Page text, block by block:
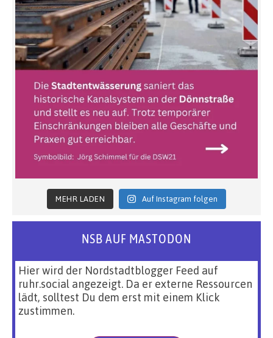
MEHR LADEN Auf Instagram folgen
NSB AUF MASTODON
Hier wird der Nordstadtblogger Feed auf
ruhr.social angezeigt. Da er externe Ressourcen
lädt, solltest Du dem erst mit einem Klick
zustimmen.